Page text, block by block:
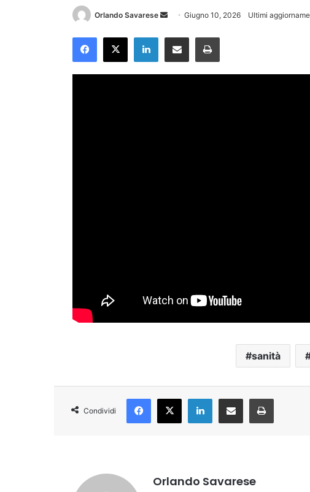
Orlando Savarese
Invia Giugno 10, 2026 Ultimi
Facebook
X LinkedIn
Condividi via EmailStampa
sanità
Condividi
Facebook
X LinkedIn
Condividi via EmailStampa
Orlando Savarese